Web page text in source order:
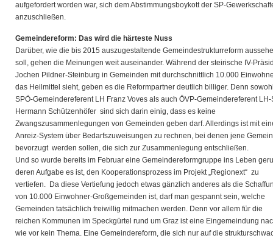
aufgefordert worden war, sich dem Abstimmungsboykott der SP-
anzuschließen.
Gemeindereform: Das wird die härteste Nuss
Darüber, wie die bis 2015 auszugestaltende Gemeindestrukturreform
soll, gehen die Meinungen weit auseinander. Während der steirische IV-
Jochen Pildner-Steinburg in Gemeinden mit durchschnittlich 10.000
das Heilmittel sieht, geben es die Reformpartner deutlich billiger. Denn
SPÖ-Gemeindereferent LH Franz Voves als auch ÖVP-Gemeindereferent LH-
Hermann Schützenhöfer sind sich darin einig, dass es keine
Zwangszusammenlegungen von Gemeinden geben darf. Allerdings ist mit
Anreiz-System über Bedarfszuweisungen zu rechnen, bei denen jene
bevorzugt werden sollen, die sich zur Zusammenlegung entschließen.
Und so wurde bereits im Februar eine Gemeindereformgruppe ins Leben
deren Aufgabe es ist, den Kooperationsprozess im Projekt „Regionext“ zu
vertiefen. Da diese Vertiefung jedoch etwas gänzlich anderes als die
von 10.000 Einwohner-Großgemeinden ist, darf man gespannt sein, welche
Gemeinden tatsächlich freiwillig mitmachen werden. Denn vor allem für die
reichen Kommunen im Speckgürtel rund um Graz ist eine Eingemeindung
wie vor kein Thema. Eine Gemeindereform, die sich nur auf die